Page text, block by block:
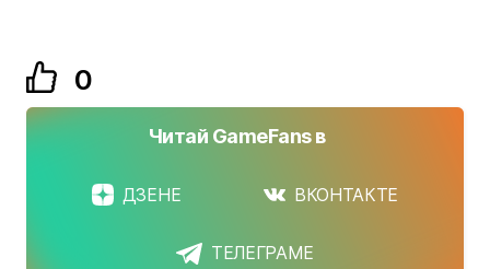
0
Читай GameFans в
ДЗЕНЕ ВКОНТАКТЕ
ТЕЛЕГРАМЕ